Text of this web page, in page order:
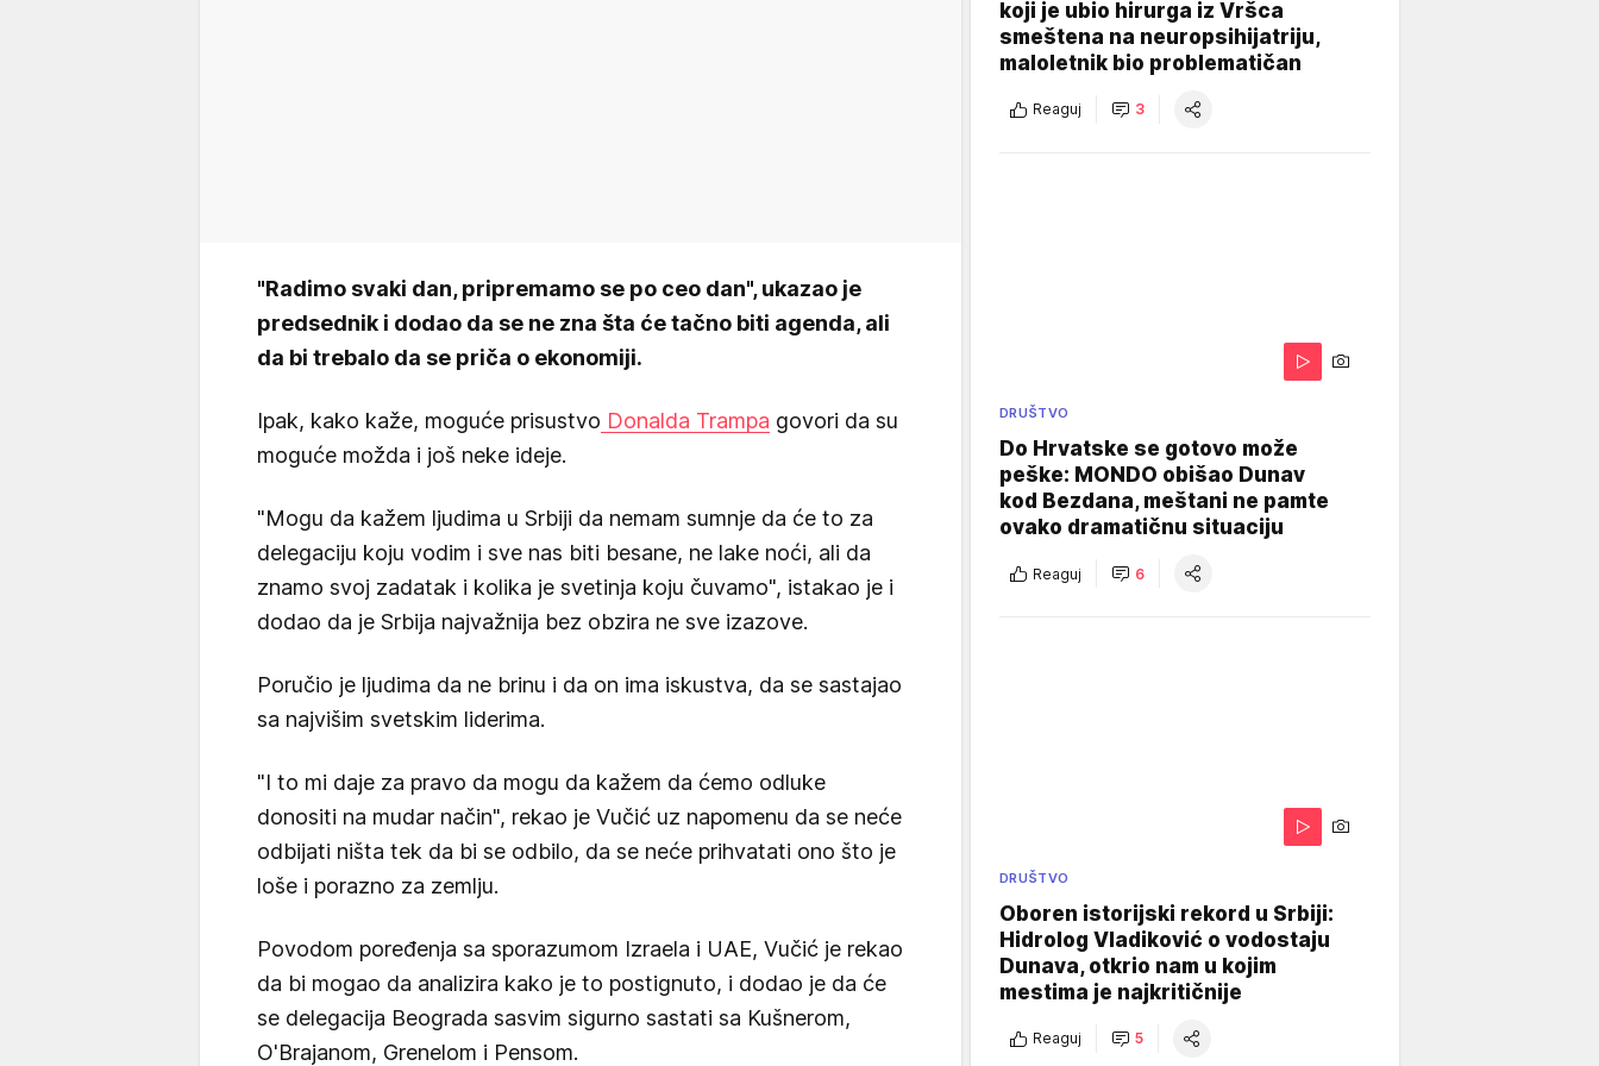
"Radimo svaki dan, pripremamo se po ceo dan", ukazao je
predsednik i dodao da se ne zna šta će tačno biti agenda, ali
da bi trebalo da se priča o ekonomiji.
Ipak, kako kaže, moguće prisustvo Donalda Trampa govori da su
moguće možda i još neke ideje.
"Mogu da kažem ljudima u Srbiji da nemam sumnje da će to za
delegaciju koju vodim i sve nas biti besane, ne lake noći, ali da
znamo svoj zadatak i kolika je svetinja koju čuvamo", istakao je i
dodao da je Srbija najvažnija bez obzira ne sve izazove.
Poručio je ljudima da ne brinu i da on ima iskustva, da se sastajao
sa najvišim svetskim liderima.
"I to mi daje za pravo da mogu da kažem da ćemo odluke
donositi na mudar način", rekao je Vučić uz napomenu da se neće
odbijati ništa tek da bi se odbilo, da se neće prihvatati ono što je
loše i porazno za zemlju.
Povodom poređenja sa sporazumom Izraela i UAE, Vučić je rekao
da bi mogao da analizira kako je to postignuto, i dodao je da će
se delegacija Beograda sasvim sigurno sastati sa Kušnerom,
O'Brajanom, Grenelom i Pensom.
koji je ubio hirurga iz Vršca
smeštena na neuropsihijatriju,
maloletnik bio problematičan
Reaguj 3
DRUŠTVO
Do Hrvatske se gotovo može
peške: MONDO obišao Dunav
kod Bezdana, meštani ne pamte
ovako dramatičnu situaciju
Reaguj 6
DRUŠTVO
Oboren istorijski rekord u Srbiji:
Hidrolog Vladiković o vodostaju
Dunava, otkrio nam u kojim
mestima je najkritičnije
Reaguj 5